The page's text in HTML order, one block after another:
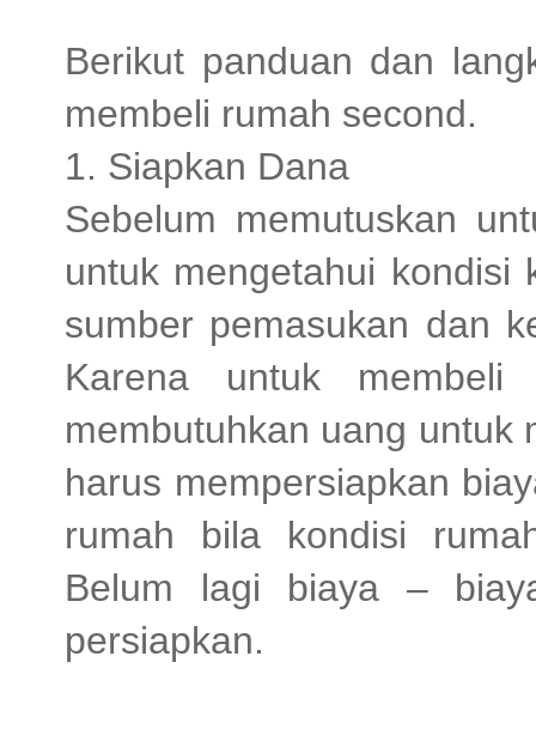
Berikut panduan dan
membeli rumah second.
1. Siapkan Dana
Sebelum memutuskan
untuk mengetahui kondisi
sumber pemasukan dan
Karena untuk
membutuhkan uang untuk
harus mempersiapkan
rumah bila kondisi
Belum lagi biaya –
persiapkan.